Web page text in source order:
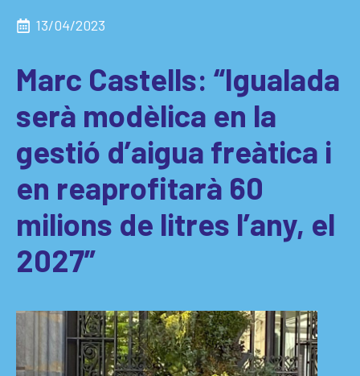
13/04/2023
Marc Castells: “Igualada
serà modèlica en la
gestió d’aigua freàtica i
en reaprofitarà 60
milions de litres l’any, el
2027”